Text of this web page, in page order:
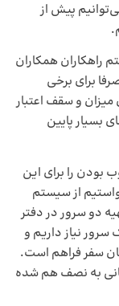
پیش از
راهکاران همکاران
برای برخی
میزان و سقف اعتبار
بسیار پایین
را برای این
از سیستم
دو سرور در دفتر
سرور نیاز داریم و
سفر فراهم است.
به نصف هم شده